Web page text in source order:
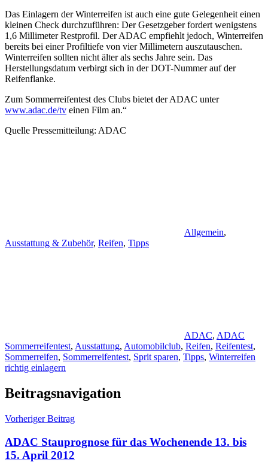
Das Einlagern der Winterreifen ist auch eine gute Gelegenheit einen
kleinen Check durchzuführen: Der Gesetzgeber fordert wenigstens
1,6 Millimeter Restprofil. Der ADAC empfiehlt jedoch, Winterreifen
bereits bei einer Profiltiefe von vier Millimetern auszutauschen.
Winterreifen sollten nicht älter als sechs Jahre sein. Das
Herstellungsdatum verbirgt sich in der DOT-Nummer auf der
Reifenflanke.
Zum Sommerreifentest des Clubs bietet der ADAC unter
www.adac.de/tv einen Film an.“
Quelle Pressemitteilung: ADAC
Allgemein,
Ausstattung & Zubehör, Reifen, Tipps
ADAC, ADAC
Sommerreifentest, Ausstattung, Automobilclub, Reifen, Reifentest,
Sommerreifen, Sommerreifentest, Sprit sparen, Tipps, Winterreifen
richtig einlagern
Beitragsnavigation
Vorheriger Beitrag
ADAC Stauprognose für das Wochenende 13. bis
15. April 2012